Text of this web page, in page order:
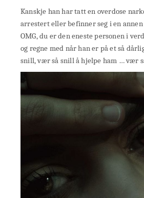
Kanskje han har tatt en overdose
arrestert eller befinner seg i en
OMG, du er den eneste personen i
og regne med når han er på et så
snill, vær så snill å hjelpe ham … vær